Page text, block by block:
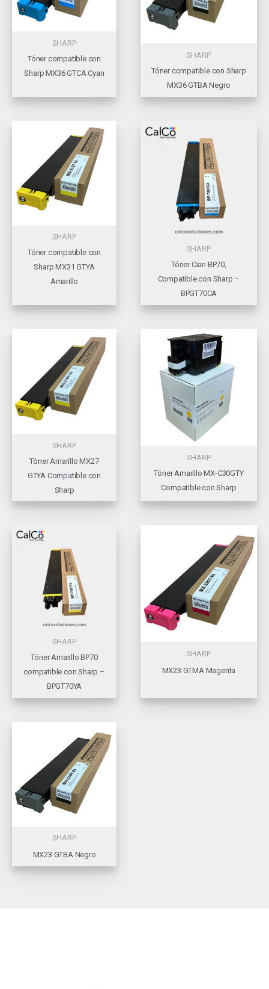
SHARP
Tóner compatible con
Sharp MX36 GTCA Cyan
SHARP
Tóner compatible con Sharp
MX36 GTBA Negro
SHARP
Tóner compatible con
Sharp MX31 GTYA
Amarillo
SHARP
Tóner Cian BP70,
Compatible con Sharp –
BPGT70CA
SHARP
Tóner Amarillo MX27
GTYA Compatible con
Sharp
SHARP
Tóner Amarillo MX-C30GTY
Compatible con Sharp
SHARP
Tóner Amarillo BP70
compatible con Sharp –
BPGT70YA
SHARP
MX23 GTMA Magenta
SHARP
MX23 GTBA Negro